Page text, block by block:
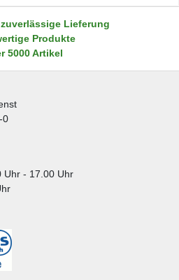
Lieferung
Produkte
5000 Artikel
0
Uhr - 17.00 Uhr